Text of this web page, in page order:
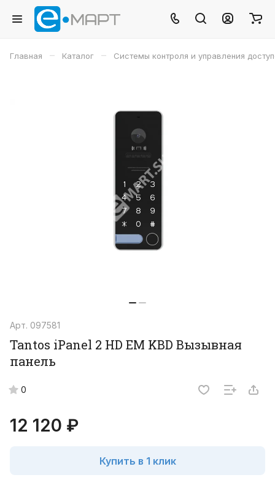
Главная – Каталог – Системы контроля и управления
Арт. 097581
Tantos iPanel 2 HD EM KBD Вызывная
панель
0
12 120 ₽
Купить в 1 клик